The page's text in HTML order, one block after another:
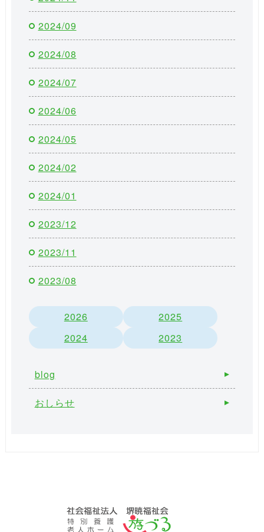
2024/09
2024/08
2024/07
2024/06
2024/05
2024/02
2024/01
2023/12
2023/11
2023/08
2026
2025
2024
2023
blog
おしらせ